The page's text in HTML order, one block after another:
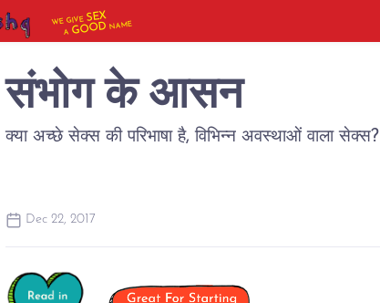
WE GIVESEX
AGOOD NAME
संभोग के आसन
क्या अच्छे सेक्स की परिभाषा है, विभिन्न अवस्थाओं वाला सेक्स?
Dec 22, 2017